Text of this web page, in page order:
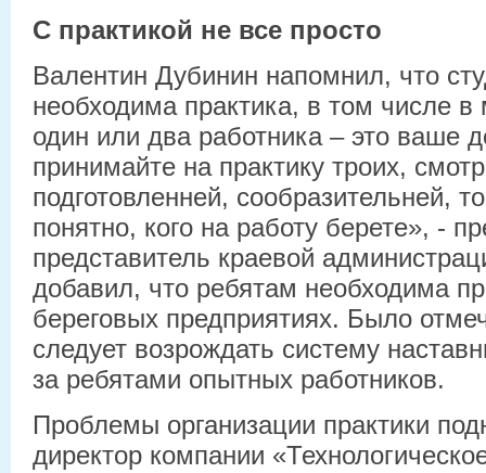
С практикой не все просто
Валентин Дубинин напомнил, что
необходима практика, в том числе
один или два работника – это ваше
принимайте на практику троих,
подготовленней, сообразительней,
понятно, кого на работу берете», -
представитель краевой
добавил, что ребятам необходима
береговых предприятиях. Было
следует возрождать систему
за ребятами опытных работников.
Проблемы организации практики
директор компании